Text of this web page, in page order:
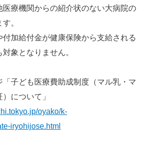
医療機関からの紹介状のない大病院の
。
付加給付金が健康保険から支給される
象となりません。
「子ども医療費助成制度（マル乳・マ
について」
oyako/k-
iryohijose.html